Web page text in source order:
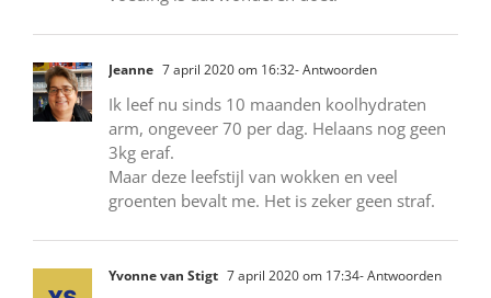
Jeanne 7 april 2020 om 16:32- Antwoorden
Ik leef nu sinds 10 maanden koolhydraten
arm, ongeveer 70 per dag. Helaans nog geen
3kg eraf.
Maar deze leefstijl van wokken en veel
groenten bevalt me. Het is zeker geen straf.
Yvonne van Stigt 7 april 2020 om 17:34- Antwoorden